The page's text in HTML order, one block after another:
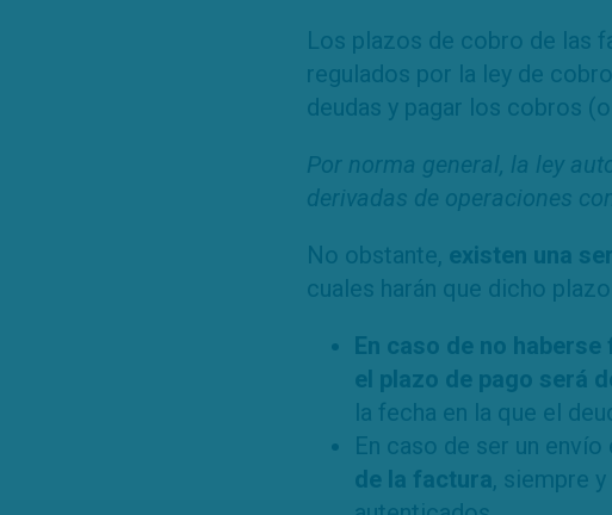
Los plazos de cobro de las
regulados por la ley de
deudas y pagar los cobros
Por norma general, la ley
derivadas de operaciones
No obstante, existen una
cuales harán que dicho
En caso de no
el plazo de pago será
la fecha en la que el
En caso de ser un
de la factura, siempre